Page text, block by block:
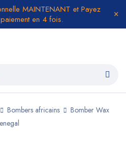
MAINTENANT et Payez
en 4 fois.
Bombers africains
Bomber Wax